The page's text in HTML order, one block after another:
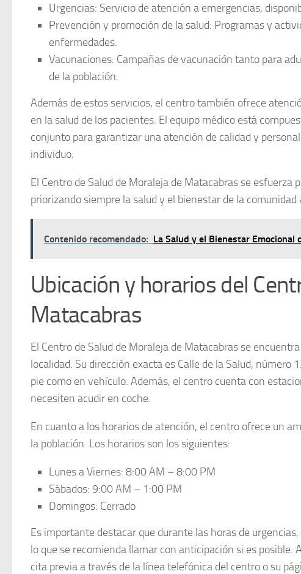
Urgencias: Servicio de atención a emergencias,
Prevención y promoción de la salud: Programas y
enfermedades.
Vacunaciones: Campañas de vacunación tanto para
de la población.
Además de estos servicios, el centro también ofrece
en la salud de los pacientes. El equipo médico está
conjunto para garantizar una atención de calidad y
individuo.
El Centro de Salud de Moraleja de Matacabras se
priorizando siempre la salud y el bienestar de la
Contenido recomendado: La Salud y el Bienestar
Ubicación y horarios del
Matacabras
El Centro de Salud de Moraleja de Matacabras se
localidad. Su dirección exacta es Calle de la Salud,
pie como en vehículo. Además, el centro cuenta con
necesiten acudir en coche.
En cuanto a los horarios de atención, el centro ofrece un
la población. Los horarios son los siguientes:
Lunes a Viernes: 8:00 AM – 8:00 PM
Sábados: 9:00 AM – 1:00 PM
Domingos: Cerrado
Es importante destacar que durante las horas de urgencias
lo que se recomienda llamar con anticipación si es
cita previa a través de la línea telefónica del centro o su